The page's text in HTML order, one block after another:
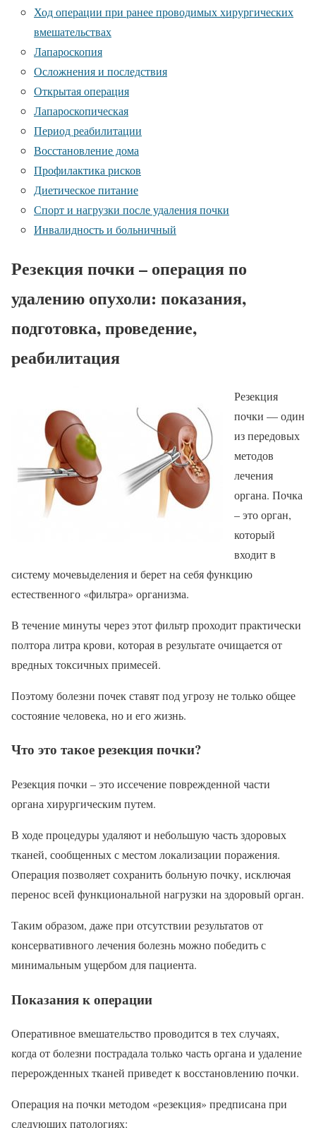
Ход операции при ранее проводимых хирургических
вмешательствах
Лапароскопия
Осложнения и последствия
Открытая операция
Лапароскопическая
Период реабилитации
Восстановление дома
Профилактика рисков
Диетическое питание
Спорт и нагрузки после удаления почки
Инвалидность и больничный
Резекция почки – операция по
удалению опухоли: показания,
подготовка, проведение,
реабилитация
Резекция
почки — один
из передовых
методов
лечения
органа. Почка
– это орган,
который
входит в
систему мочевыделения и берет на себя функцию
естественного «фильтра» организма.
В течение минуты через этот фильтр проходит практически
полтора литра крови, которая в результате очищается от
вредных токсичных примесей.
Поэтому болезни почек ставят под угрозу не только общее
состояние человека, но и его жизнь.
Что это такое резекция почки?
Резекция почки – это иссечение поврежденной части
органа хирургическим путем.
В ходе процедуры удаляют и небольшую часть здоровых
тканей, сообщенных с местом локализации поражения.
Операция позволяет сохранить больную почку, исключая
перенос всей функциональной нагрузки на здоровый орган.
Таким образом, даже при отсутствии результатов от
консервативного лечения болезнь можно победить с
минимальным ущербом для пациента.
Показания к операции
Оперативное вмешательство проводится в тех случаях,
когда от болезни пострадала только часть органа и удаление
перерожденных тканей приведет к восстановлению почки.
Операция на почки методом «резекция» предписана при
следующих патологиях: